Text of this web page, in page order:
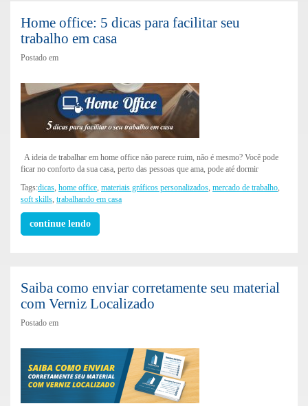
Home office: 5 dicas para facilitar seu
trabalho em casa
Postado em
A ideia de trabalhar em home office não parece ruim, não é mesmo? Você pode
ficar no conforto da sua casa, perto das pessoas que ama, pode até dormir
Tags:dicas home office materiais gráficos personalizados mercado de trabalho
soft skills trabalhando em casa
continue lendo
Saiba como enviar corretamente seu material
com Verniz Localizado
Postado em